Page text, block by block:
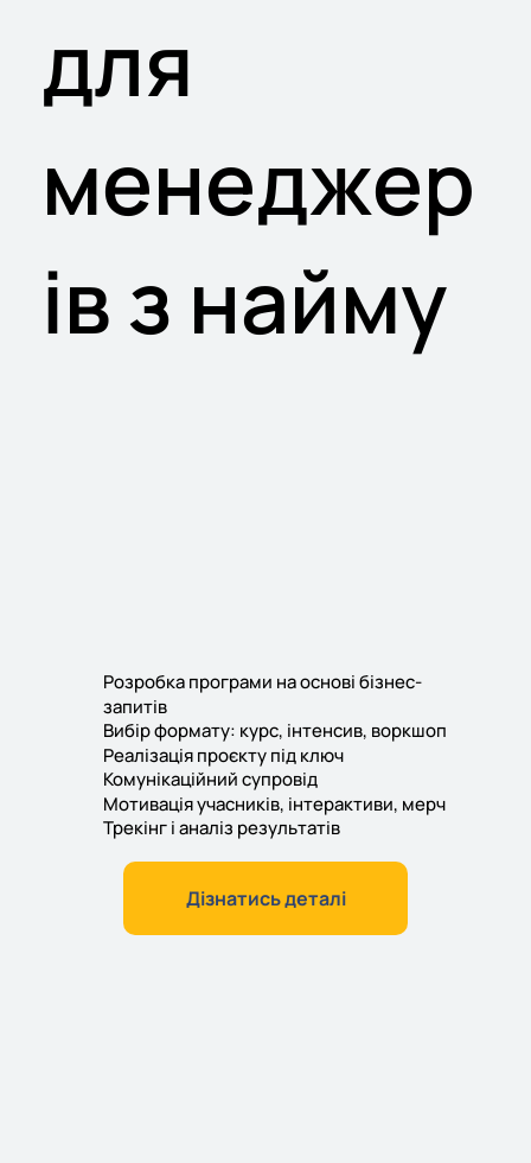
Розробка програми на основі бізнес-
запитів
Вибір формату: курс, інтенсив, воркшоп
Реалізація проєкту під ключ
Комунікаційний супровід
Мотивація учасників, інтерактиви, мерч
Трекінг і аналіз результатів
Дізнатись деталі
для
менеджер
ів з найму